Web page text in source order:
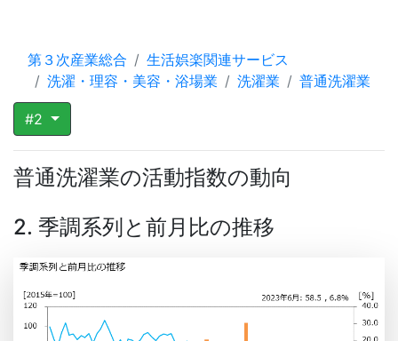
第３次産業総合
生活娯楽関連サービス
洗濯・理容・美容・浴場業
洗濯業 普通洗濯業
#2
普通洗濯業の活動指数の動向
2. 季調系列と前月比の推移